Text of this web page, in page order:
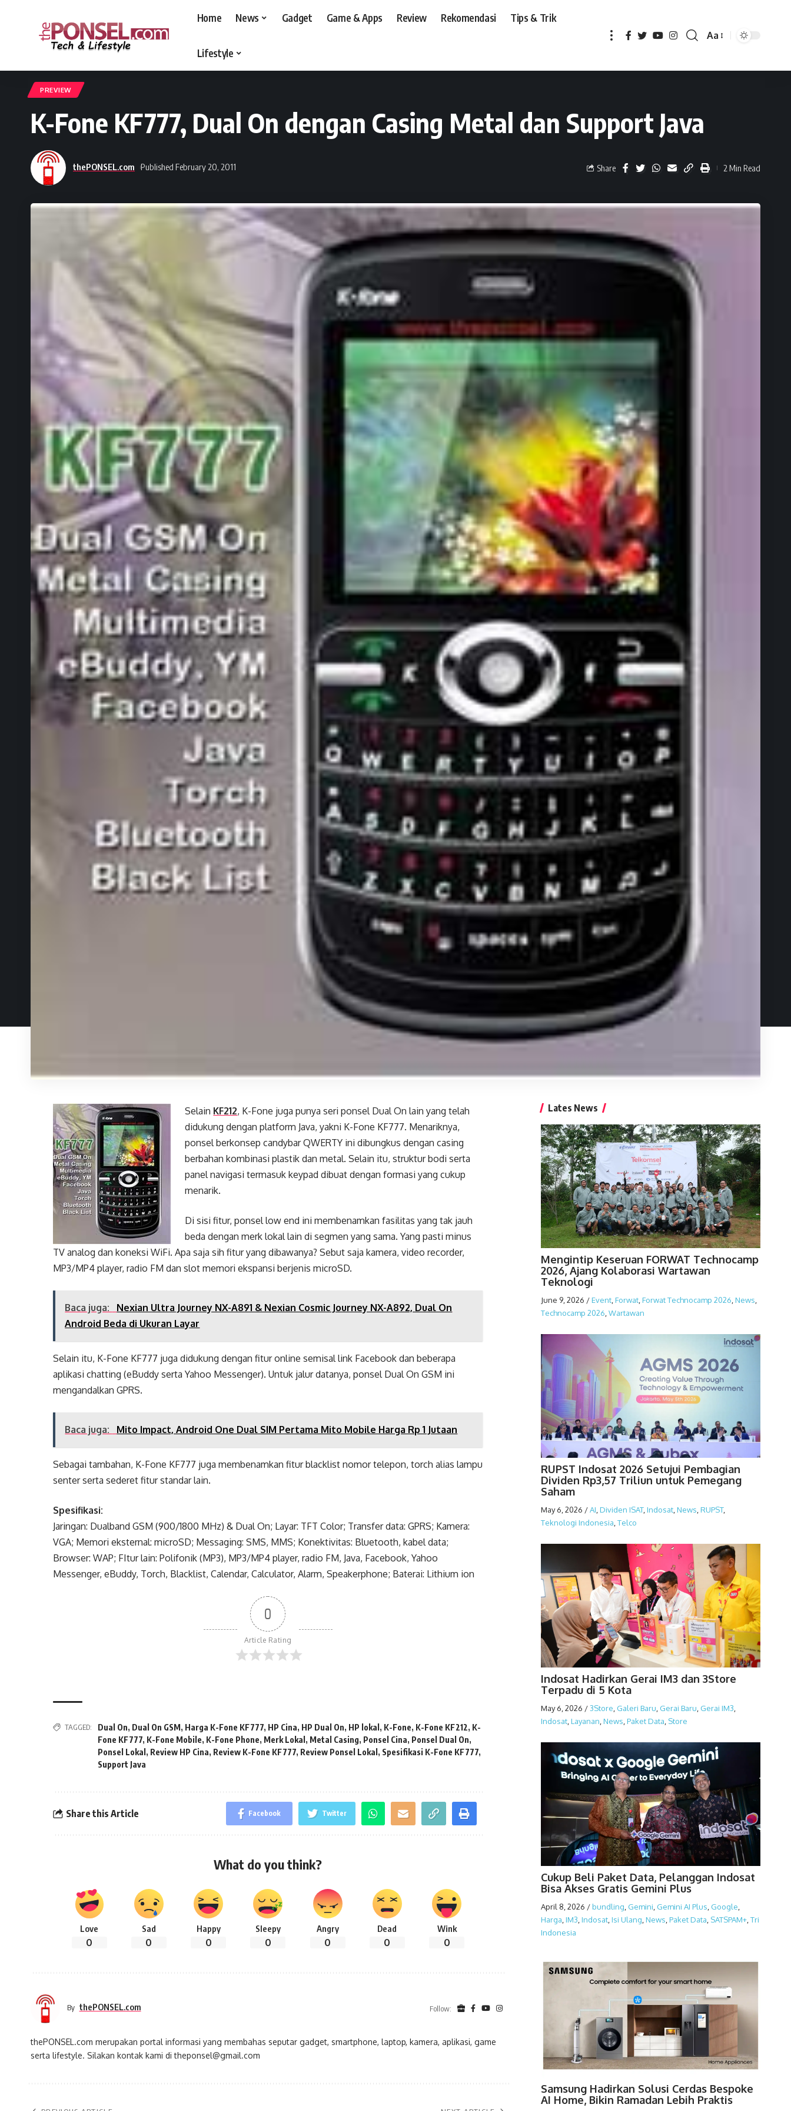
Home News Gadget Game & Apps Review Rekomendasi Tips & Trik
Lifestyle
Aa
PREVIEW
K-Fone KF777, Dual On dengan Casing Metal dan Support Java
thePONSEL.com Published February 20, 2011 Share 2 Min Read
Selain KF212, K-Fone juga punya seri ponsel Dual On lain yang telah
didukung dengan platform Java, yakni K-Fone KF777. Menariknya,
ponsel berkonsep candybar QWERTY ini dibungkus dengan casing
berbahan kombinasi plastik dan metal. Selain itu, struktur bodi serta
panel navigasi termasuk keypad dibuat dengan formasi yang cukup
menarik.
Di sisi fitur, ponsel low end ini membenamkan fasilitas yang tak jauh
beda dengan merk lokal lain di segmen yang sama. Yang pasti minus
TV analog dan koneksi WiFi. Apa saja sih fitur yang dibawanya? Sebut saja kamera, video recorder,
MP3/MP4 player, radio FM dan slot memori ekspansi berjenis microSD.
Baca juga:
Nexian Ultra Journey NX-A891 & Nexian Cosmic Journey NX-A892, Dual On
Android Beda di Ukuran Layar
Selain itu, K-Fone KF777 juga didukung dengan fitur online semisal link Facebook dan beberapa
aplikasi chatting (eBuddy serta Yahoo Messenger). Untuk jalur datanya, ponsel Dual On GSM ini
mengandalkan GPRS.
Baca juga: Mito Impact, Android One Dual SIM Pertama Mito Mobile Harga Rp 1 Jutaan
Sebagai tambahan, K-Fone KF777 juga membenamkan fitur blacklist nomor telepon, torch alias lampu
senter serta sederet fitur standar lain.
Spesifikasi:
Jaringan: Dualband GSM (900/1800 MHz) & Dual On; Layar: TFT Color; Transfer data: GPRS; Kamera:
VGA; Memori eksternal: microSD; Messaging: SMS, MMS; Konektivitas: Bluetooth, kabel data;
Browser: WAP; FItur lain: Polifonik (MP3), MP3/MP4 player, radio FM, Java, Facebook, Yahoo
Messenger, eBuddy, Torch, Blacklist, Calendar, Calculator, Alarm, Speakerphone; Baterai: Lithium ion
0
Article Rating
TAGGED: Dual On, Dual On GSM, Harga K-Fone KF777, HP Cina, HP Dual On, HP lokal , K-Fone, K-Fone KF212, K-
Fone KF777, K-Fone Mobile, K-Fone Phone, Merk Lokal , Metal Casing, Ponsel Cina, Ponsel Dual On,
Ponsel Lokal , Review HP Cina, Review K-Fone KF777, Review Ponsel Lokal , Spesifikasi K-Fone KF777,
Support Java
Share this Article Facebook Twitter
What do you think?
Love
0
Sad
0
Happy
0
Sleepy
0
Angry
0
Dead
0
Wink
0
By thePONSEL.com Follow:
thePONSEL.com merupakan portal informasi yang membahas seputar gadget, smartphone, laptop, kamera, aplikasi, game
serta lifestyle. Silakan kontak kami di theponsel@gmail.com
Lates News
Mengintip Keseruan FORWAT Technocamp
2026, Ajang Kolaborasi Wartawan
Teknologi
June 9, 2026 /Event, Forwat, Forwat Technocamp 2026 News
Technocamp 2026 Wartawan
RUPST Indosat 2026 Setujui Pembagian
Dividen Rp3,57 Triliun untuk Pemegang
Saham
May 6, 2026 /AI,Dividen ISAT,Indosat,News,RUPST,
Teknologi Indonesia,Telco
Indosat Hadirkan Gerai IM3 dan 3Store
Terpadu di 5 Kota
May 6, 2026 /3Store, Galeri Baru, Gerai Baru, Gerai IM3,
Indosat,Layanan,News,Paket Data, Store
Cukup Beli Paket Data, Pelanggan Indosat
Bisa Akses Gratis Gemini Plus
April 8, 2026 /bundling, Gemini, Gemini AI Plus, Google,
Harga,IM3,Indosat,Isi Ulang,News,Paket Data, SATSPAM+,Tri
Indonesia
Samsung Hadirkan Solusi Cerdas Bespoke
AI Home, Bikin Ramadan Lebih Praktis